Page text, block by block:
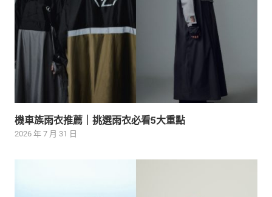
機車族雨衣推薦｜挑選雨衣必看5大重點
2026 年 7 月 31 日